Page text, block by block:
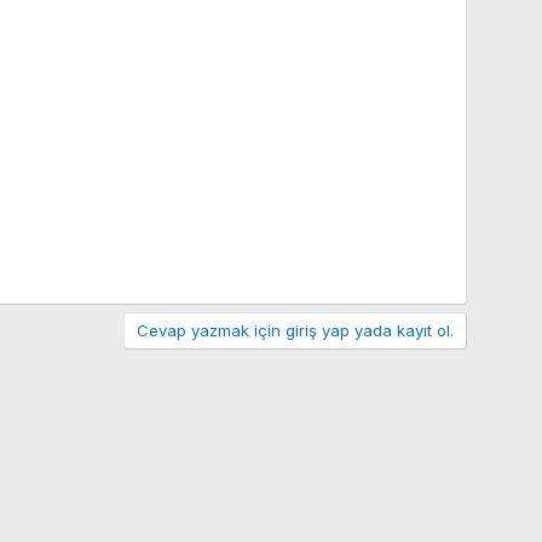
Cevap yazmak için giriş yap yada kayıt ol.